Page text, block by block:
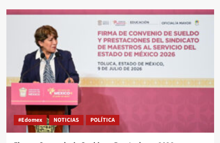
#Edomex NOTICIAS POLÍTICA